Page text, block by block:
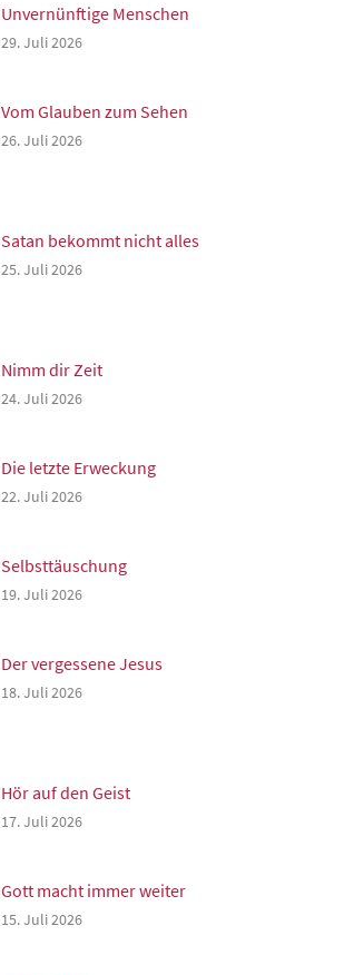
Unvernünftige Menschen
29. Juli 2026
Vom Glauben zum Sehen
26. Juli 2026
Satan bekommt nicht alles
25. Juli 2026
Nimm dir Zeit
24. Juli 2026
Die letzte Erweckung
22. Juli 2026
Selbsttäuschung
19. Juli 2026
Der vergessene Jesus
18. Juli 2026
Hör auf den Geist
17. Juli 2026
Gott macht immer weiter
15. Juli 2026